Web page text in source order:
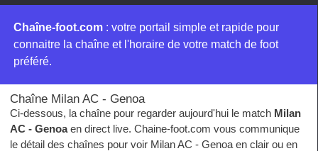
Chaîne-foot.com : votre portail simple et rapide pour
connaitre la chaîne et l'horaire de votre match de foot
préféré.
Chaîne Milan AC - Genoa
Ci-dessous, la chaîne pour regarder aujourd'hui le match Milan
AC - Genoaen direct live. Chaine-foot.com vous communique
le détail des chaînes pour voir Milan AC - Genoa en clair ou en